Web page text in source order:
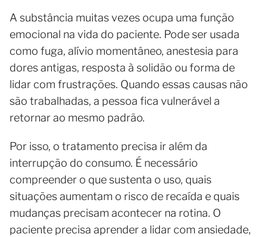
A substância muitas vezes ocupa uma função
emocional na vida do paciente. Pode ser usada
como fuga, alívio momentâneo, anestesia para
dores antigas, resposta à solidão ou forma de
lidar com frustrações. Quando essas causas não
são trabalhadas, a pessoa fica vulnerável a
retornar ao mesmo padrão.
Por isso, o tratamento precisa ir além da
interrupção do consumo. É necessário
compreender o que sustenta o uso, quais
situações aumentam o risco de recaída e quais
mudanças precisam acontecer na rotina. O
paciente precisa aprender a lidar com ansiedade,